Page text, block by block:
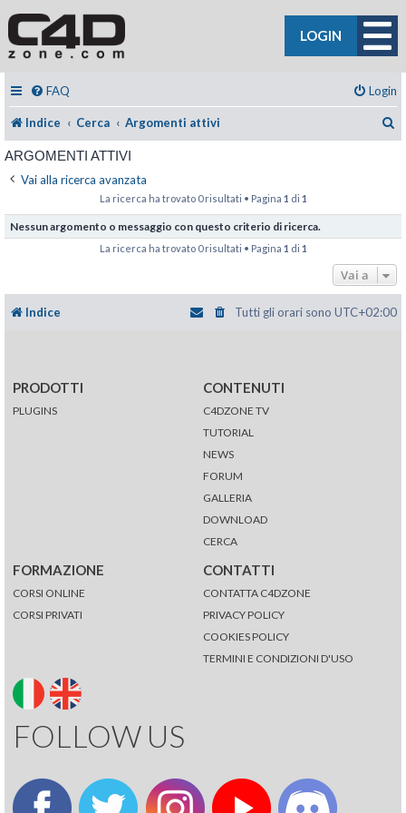
LOGIN
FAQ Login
Indice Cerca Argomenti attivi
ARGOMENTI ATTIVI
Vai alla ricerca avanzata
La ricerca ha trovato 0 risultati • Pagina 1 di 1
Nessun argomento o messaggio con questo criterio di ricerca.
La ricerca ha trovato 0 risultati • Pagina 1 di 1
Vai a
Indice Tutti gli orari sono UTC+02:00
PRODOTTI
PLUGINS
CONTENUTI
C4DZONE TV
TUTORIAL
NEWS
FORUM
GALLERIA
DOWNLOAD
CERCA
FORMAZIONE
CORSI ONLINE
CORSI PRIVATI
CONTATTI
CONTATTA C4DZONE
PRIVACY POLICY
COOKIES POLICY
TERMINI E CONDIZIONI D'USO
FOLLOW US